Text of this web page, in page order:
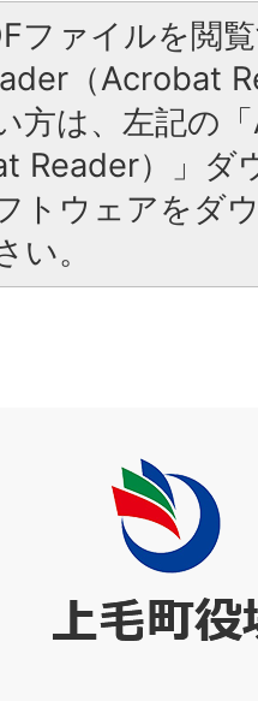
ファイルを閲
（Acrobat
方は、左記の
Reader）」ダ
トウェアをダ
い。